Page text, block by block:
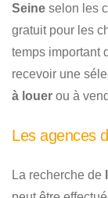
Seine selon les
gratuit pour les
temps important
recevoir une
à louer ou à
Les agences
La recherche de